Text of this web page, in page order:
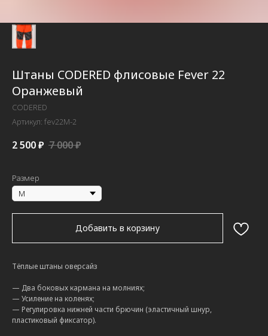
Штаны CODERED флисовые Fever 22
Оранжевый
CODERED
Артикул: fev22M-2
2 500₽ 7 000₽
Размер
Добавить в корзину
Тёплые штаны оверсайз
— Два боковых кармана на молниях;
— Усиление на коленях;
— Регулировка нижней части брючин (эластичный шнур,
пластиковый фиксатор).